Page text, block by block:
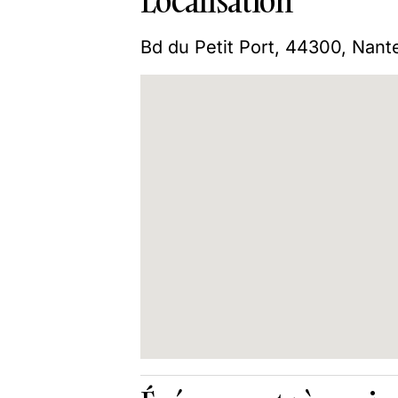
Bd du Petit Port, 44300,